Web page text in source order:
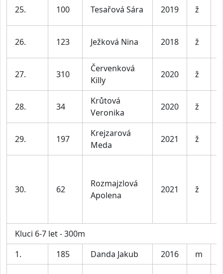
25. 100 Tesařová Sára 2019 ž
26. 123 Ježková Nina 2018 ž
27. 310
Červenková
Killy
2020 ž
28. 34
Krůtová
Veronika
2020 ž
29. 197
Krejzarová
Meda
2021 ž
30. 62
Rozmajzlová
Apolena
2021 ž
Kluci 6-7 let - 300m
1.
185 Danda Jakub 2016 m